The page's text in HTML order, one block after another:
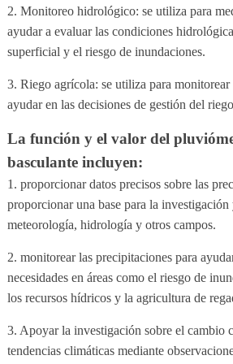
2. Monitoreo hidrológico: se utiliza para
ayudar a evaluar las condiciones
superficial y el riesgo de inundaciones.
3. Riego agrícola: se utiliza para
ayudar en las decisiones de gestión del
La función y el valor del
basculante incluyen:
1. proporcionar datos precisos sobre las
proporcionar una base para la
meteorología, hidrología y otros campos.
2. monitorear las precipitaciones para
necesidades en áreas como el riesgo de
los recursos hídricos y la agricultura de
3. Apoyar la investigación sobre el cambio
tendencias climáticas mediante